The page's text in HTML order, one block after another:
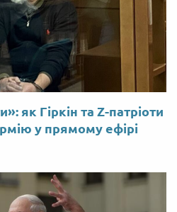
як Гіркін та Z-патріоти
у прямому ефірі